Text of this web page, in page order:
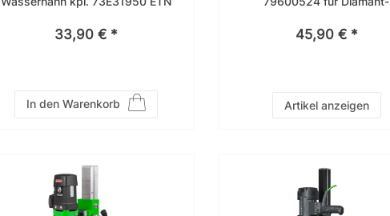
33,90 € *
In den Warenkorb
45,90 € *
Artikel anzeigen